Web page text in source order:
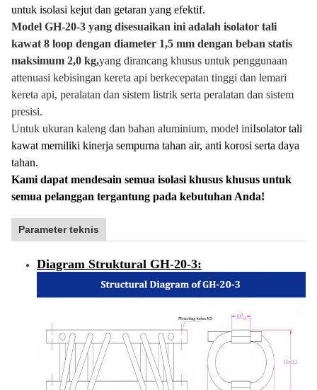
untuk isolasi kejut dan getaran yang efektif.
Model GH-20-3 yang disesuaikan ini adalah isolator tali
kawat 8 loop dengan diameter 1,5 mm dengan beban statis
maksimum 2,0 kg,yang dirancang khusus untuk penggunaan
attenuasi kebisingan kereta api berkecepatan tinggi dan lemari
kereta api, peralatan dan sistem listrik serta peralatan dan sistem
presisi.
Untuk ukuran kaleng dan bahan aluminium, model iniIsolator tali
kawat memiliki kinerja sempurna tahan air, anti korosi serta daya
tahan.
Kami dapat mendesain semua isolasi khusus khusus untuk
semua pelanggan tergantung pada kebutuhan Anda!
Parameter teknis
Diagram Struktural GH-20-3: